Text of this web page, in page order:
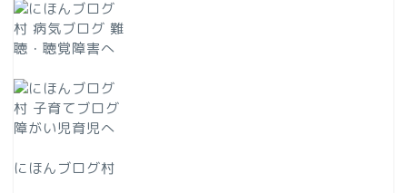
にほんブログ村